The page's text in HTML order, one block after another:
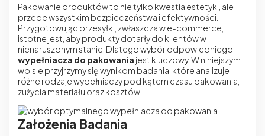
Pakowanie produktów to nie tylko kwestia estetyki, ale
przede wszystkim bezpieczeństwa i efektywności.
Przygotowując przesyłki, zwłaszcza w e-commerce,
istotne jest, aby produkty dotarły do klientów w
nienaruszonym stanie. Dlatego wybór odpowiedniego
wypełniacza do pakowania jest kluczowy. W niniejszym
wpisie przyjrzymy się wynikom badania, które analizuje
różne rodzaje wypełniaczy pod kątem czasu pakowania,
zużycia materiału oraz kosztów.
Założenia Badania